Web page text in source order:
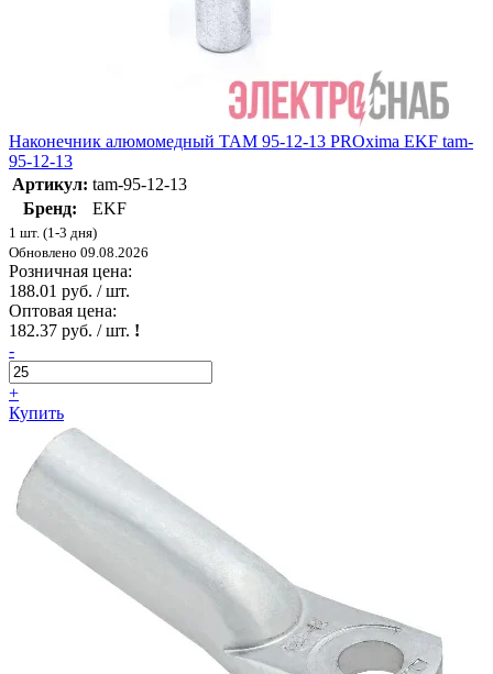
Наконечник алюмомедный ТАМ 95-12-13 PROxima EKF tam-
95-12-13
Артикул: tam-95-12-13
Бренд:
EKF
1 шт. (1-3 дня)
Обновлено 09.08.2026
Розничная цена:
188.01 руб. / шт.
Оптовая цена:
182.37 руб. / шт. !
-
+
Купить